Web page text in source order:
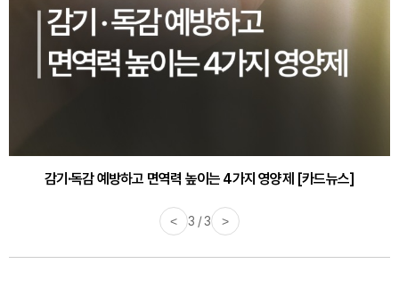
감기·독감 예방하고 면역력 높이는 4가지 영양제 [카드뉴스]
< 3 / 3 >